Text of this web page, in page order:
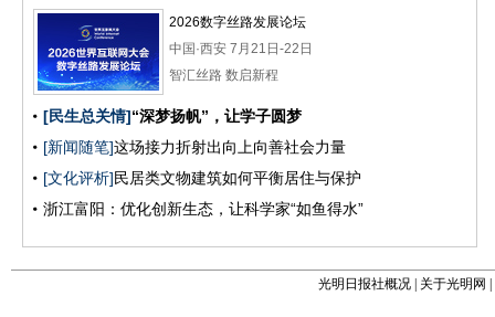
光明日报社概况 关于光明网